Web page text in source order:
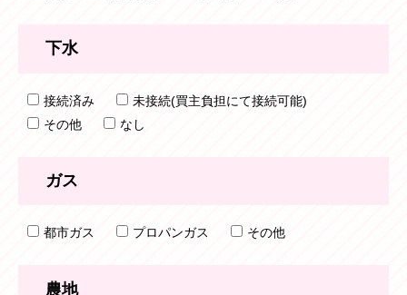
下水
接続済み
未接続(買主負担にて接続可能)
その他
なし
ガス
都市ガス プロパンガス その他
農地